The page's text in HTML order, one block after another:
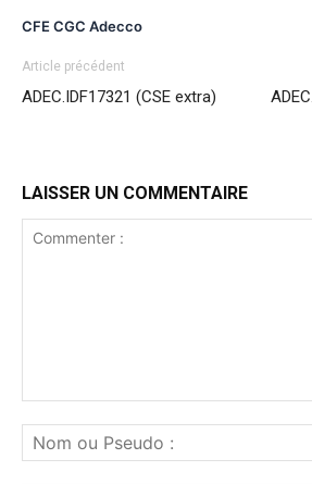
CFE CGC Adecco
Article précédent
ADEC.IDF17321 (CSE extra)
LAISSER UN COMMENTAIRE